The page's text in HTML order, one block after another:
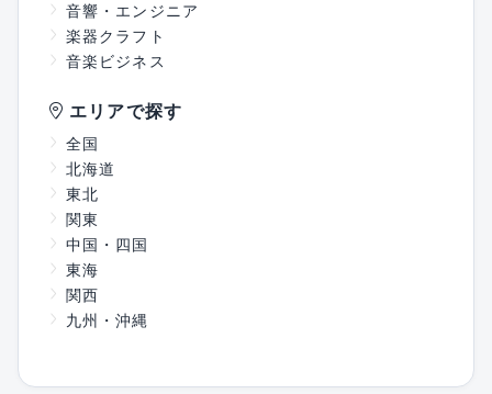
音響・エンジニア
楽器クラフト
音楽ビジネス
エリアで探す
全国
北海道
東北
関東
中国・四国
東海
関西
九州・沖縄